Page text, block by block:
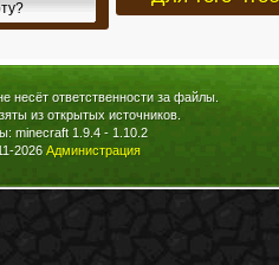
несёт ответственности за файлы.
из открытых источников.
minecraft 1.9.4 - 1.10.2
2026 Администрация